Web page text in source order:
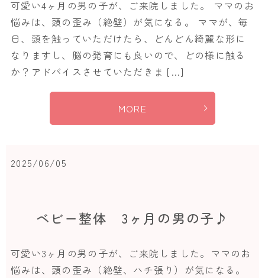
可愛い4ヶ月の男の子が、ご来院しました。 ママのお
悩みは、頭の歪み（絶壁）が気になる。 ママが、毎
日、頭を触っていただけたら、どんどん綺麗な形に
なりますし、脳の発育にも良いので、どの様に触る
か？アドバイスさせていただきま […]
MORE
2025/06/05
ベビー整体 3ヶ月の男の子♪
可愛い3ヶ月の男の子が、ご来院しました。ママのお
悩みは、頭の歪み（絶壁、ハチ張り）が気になる。